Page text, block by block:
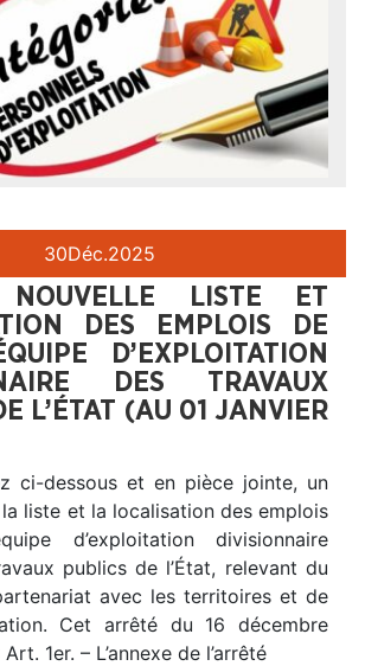
30Déc.2025
LISTE ET
DES EMPLOIS DE
D’EXPLOITATION
DES TRAVAUX
L’ÉTAT (AU 01 JANVIER
ci-dessous et en pièce jointe, un
liste et la localisation des emplois
d’exploitation divisionnaire
publics de l’État, relevant du
avec les territoires et de
Cet arrêté du 16 décembre
1er. – L’annexe de l’arrêté